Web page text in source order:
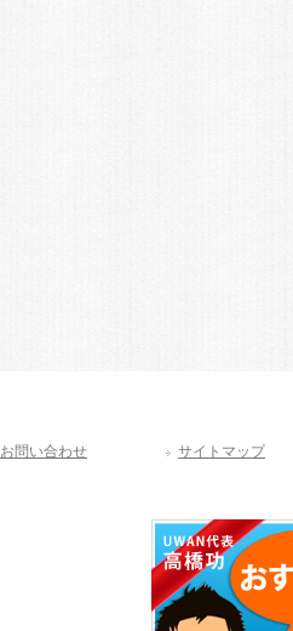
お問い合わせ サイトマップ